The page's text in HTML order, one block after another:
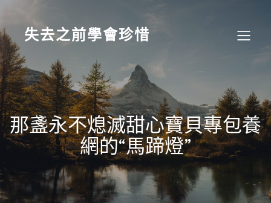
content
失去之前學會珍惜
那盞永不熄滅甜心寶貝專包養
網的“馬蹄燈”